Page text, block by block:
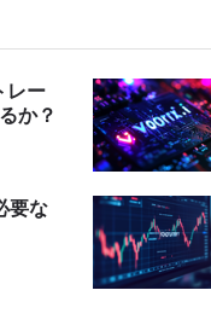
ー
か？
要な